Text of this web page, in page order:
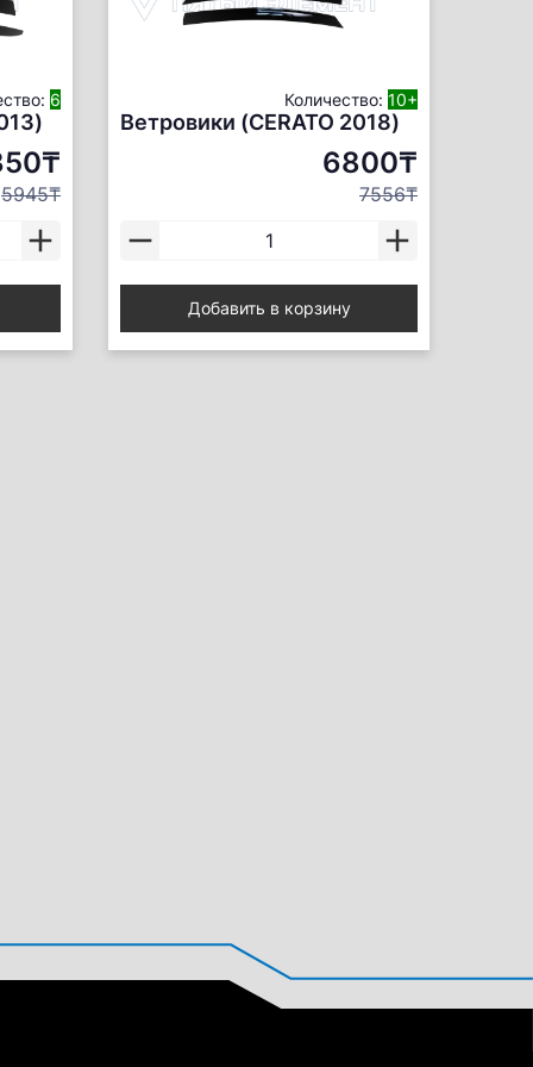
6
5945₸
Количество: 10+
Ветровики (CERATO 2018)
6800₸
7556₸
Добавить в корзину